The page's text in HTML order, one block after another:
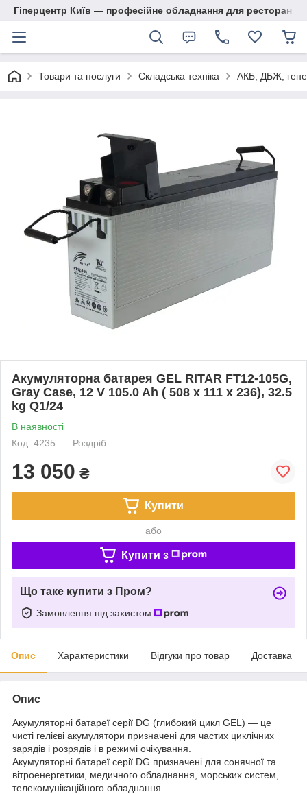
Гіперцентр Київ — професійне обладнання для ресторанів,
Товари та послуги Складська техніка АКБ, ДБЖ,
Акумуляторна батарея GEL RITAR FT12-105G,
Gray Case, 12 V 105.0 Ah ( 508 х 111 х 236), 32.5
kg Q1/24
В наявності
Код: 4235
Роздріб
13 050 ₴
Купити
або
Купити з
Що таке купити з Пром?
Замовлення під захистом
Опис Характеристики Відгуки про товар Доставка
Опис
Акумуляторні батареї серії DG (глибокий цикл GEL) — це
чисті гелієві акумулятори призначені для частих циклічних
зарядів і розрядів і в режимі очікування.
Акумуляторні батареї серії DG призначені для сонячної та
вітроенергетики, медичного обладнання, морських систем,
телекомунікаційного обладнання